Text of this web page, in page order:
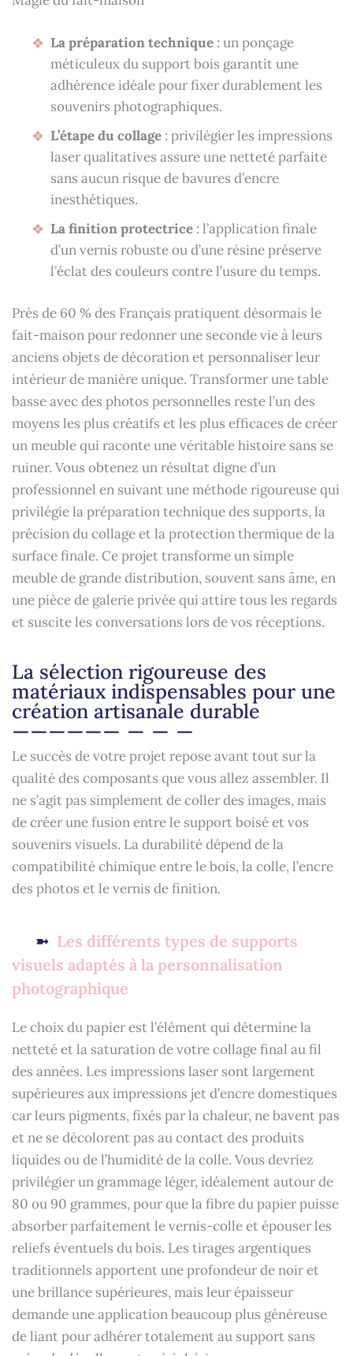
La préparation technique : un ponçage
méticuleux du support bois garantit une
adhérence idéale pour fixer durablement les
souvenirs photographiques.
L’étape du collage : privilégier les impressions
laser qualitatives assure une netteté parfaite
sans aucun risque de bavures d’encre
inesthétiques.
La finition protectrice : l’application finale
d’un vernis robuste ou d’une résine préserve
l’éclat des couleurs contre l’usure du temps.
Près de 60 % des Français pratiquent désormais le
fait-maison pour redonner une seconde vie à leurs
anciens objets de décoration et personnaliser leur
intérieur de manière unique. Transformer une table
basse avec des photos personnelles reste l’un des
moyens les plus créatifs et les plus efficaces de créer
un meuble qui raconte une véritable histoire sans se
ruiner. Vous obtenez un résultat digne d’un
professionnel en suivant une méthode rigoureuse qui
privilégie la préparation technique des supports, la
précision du collage et la protection thermique de la
surface finale. Ce projet transforme un simple
meuble de grande distribution, souvent sans âme, en
une pièce de galerie privée qui attire tous les regards
et suscite les conversations lors de vos réceptions.
La sélection rigoureuse des
matériaux indispensables pour une
création artisanale durable
Le succès de votre projet repose avant tout sur la
qualité des composants que vous allez assembler. Il
ne s’agit pas simplement de coller des images, mais
de créer une fusion entre le support boisé et vos
souvenirs visuels. La durabilité dépend de la
compatibilité chimique entre le bois, la colle, l’encre
des photos et le vernis de finition.
Les différents types de supports
visuels adaptés à la personnalisation
photographique
Le choix du papier est l’élément qui détermine la
netteté et la saturation de votre collage final au fil
des années. Les impressions laser sont largement
supérieures aux impressions jet d’encre domestiques
car leurs pigments, fixés par la chaleur, ne bavent pas
et ne se décolorent pas au contact des produits
liquides ou de l’humidité de la colle. Vous devriez
privilégier un grammage léger, idéalement autour de
80 ou 90 grammes, pour que la fibre du papier puisse
absorber parfaitement le vernis-colle et épouser les
reliefs éventuels du bois. Les tirages argentiques
traditionnels apportent une profondeur de noir et
une brillance supérieures, mais leur épaisseur
demande une application beaucoup plus généreuse
de liant pour adhérer totalement au support sans